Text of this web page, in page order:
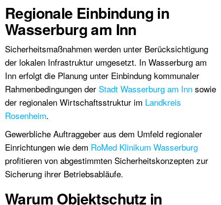
Regionale Einbindung in
Wasserburg am Inn
Sicherheitsmaßnahmen werden unter Berücksichtigung
der lokalen Infrastruktur umgesetzt. In Wasserburg am
Inn erfolgt die Planung unter Einbindung kommunaler
Rahmenbedingungen der Stadt Wasserburg am Inn sowie
der regionalen Wirtschaftsstruktur im Landkreis
Rosenheim.
Gewerbliche Auftraggeber aus dem Umfeld regionaler
Einrichtungen wie dem RoMed Klinikum Wasserburg
profitieren von abgestimmten Sicherheitskonzepten zur
Sicherung ihrer Betriebsabläufe.
Warum Objektschutz in